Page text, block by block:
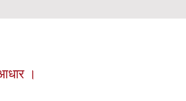
आधार ।